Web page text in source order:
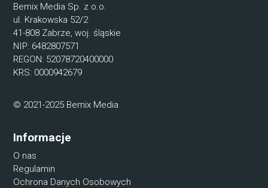
Bemix Media Sp. z o.o.
ul. Krakowska 52/2
41-808 Zabrze, woj. śląskie
NIP: 6482807571
REGON: 52078720400000
KRS: 0000942679
© 2021-2025 Bemix Media
Informacje
O nas
Regulamin
Ochrona Danych Osobowych